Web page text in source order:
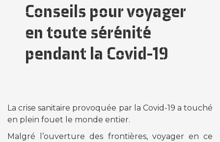
Conseils pour voyager
en toute sérénité
pendant la Covid-19
La crise sanitaire provoquée par la Covid-19 a touché
en plein fouet le monde entier.
Malgré l’ouverture des frontières, voyager en ce